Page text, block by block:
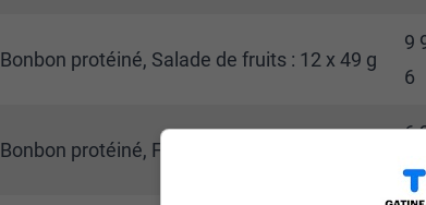
Bonbon protéiné, Salade de fruits : 12 x 49 g
9
6
Bonbon protéiné, Framboise bleue : 49 g
6
9